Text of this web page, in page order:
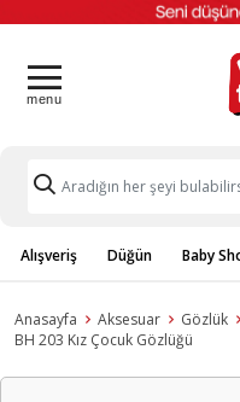
Alışveriş Düğün Baby
Anasayfa Aksesuar Gözlük
BH 203 Kız Çocuk Gözlüğü